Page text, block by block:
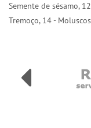
Semente de sésamo,
Tremoço, 14 - Moluscos